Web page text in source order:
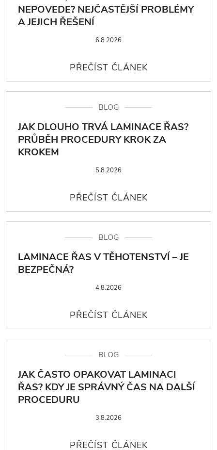
NEPOVEDE? NEJČASTĚJŠÍ PROBLÉMY
A JEJICH ŘEŠENÍ
6.8.2026
BLOG
JAK DLOUHO TRVÁ LAMINACE ŘAS?
PRŮBĚH PROCEDURY KROK ZA
KROKEM
5.8.2026
BLOG
LAMINACE ŘAS V TĚHOTENSTVÍ – JE
BEZPEČNÁ?
4.8.2026
BLOG
JAK ČASTO OPAKOVAT LAMINACI
ŘAS? KDY JE SPRÁVNÝ ČAS NA DALŠÍ
PROCEDURU
3.8.2026